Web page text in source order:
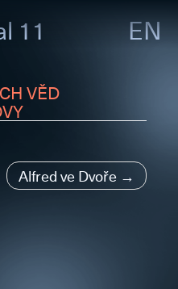
11 EN
VĚD
Alfred ve Dvoře